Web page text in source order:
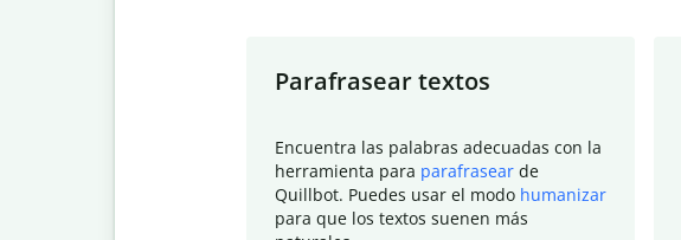
Parafrasear textos
Encuentra las palabras adecuadas con la
herramienta para parafrasear de
Quillbot. Puedes usar el modo humanizar
para que los textos suenen más